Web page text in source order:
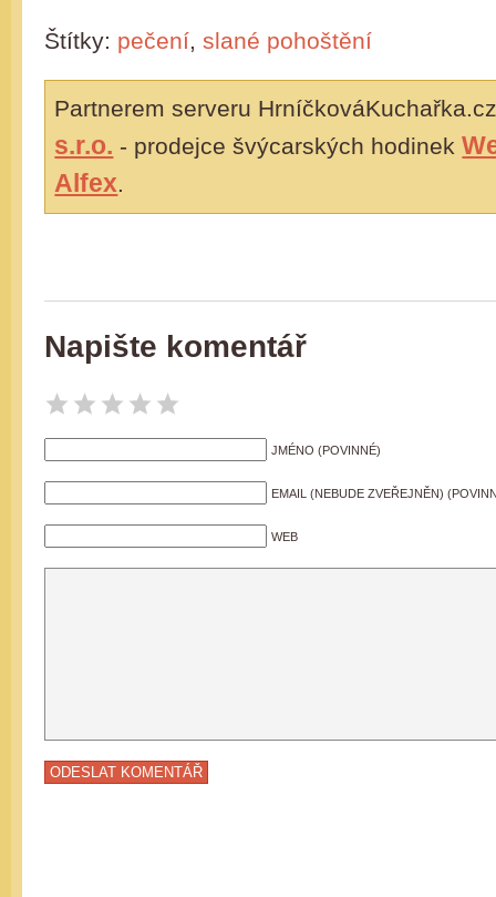
Štítky: pečení, slané pohoštění
Partnerem serveru
s.r.o. - prodejce švýcarských hodinek
Alfex.
Napište komentář
JMÉNO (POVINNÉ)
EMAIL (NEBUDE ZVEŘEJNĚN)
WEB